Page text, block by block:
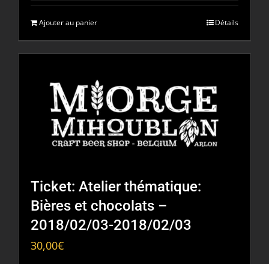
Ajouter au panier Détails
Ticket: Atelier thématique:
Bières et chocolats –
2018/02/03-2018/02/03
30,00€